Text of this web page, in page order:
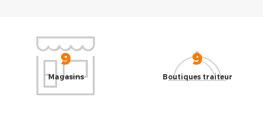
9
Magasins
9
Boutiques traiteur